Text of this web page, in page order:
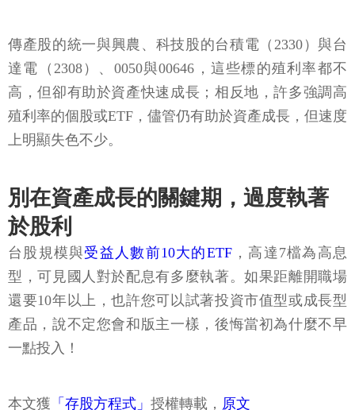
傳產股的統一與興農、科技股的台積電（2330）與台
達電（2308）、0050與00646，這些標的殖利率都不
高，但卻有助於資產快速成長；相反地，許多強調高
殖利率的個股或ETF，儘管仍有助於資產成長，但速度
上明顯失色不少。
別在資產成長的關鍵期，過度執著
於股利
台股規模與受益人數前10大的ETF，高達7檔為高息
型，可見國人對於配息有多麼執著。如果距離開職場
還要10年以上，也許您可以試著投資市值型或成長型
產品，說不定您會和版主一樣，後悔當初為什麼不早
一點投入！
本文獲 「存股方程式」 授權轉載， 原文